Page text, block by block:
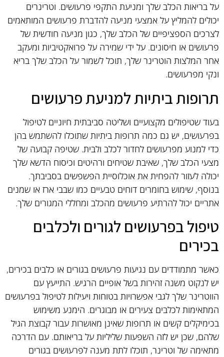
על בריאות הכלב שלך ומניעת התקפי פרעושים. וטרינרים
יכולים להמליץ על אמצעי מניעה להדברת פרעושים המותאמים
לצרכים הספציפיים של הכלב שלך, כגון מניעה חודשית של
פרעושים או חיסונים. על ידי שמירה על פרואקטיביות ומעקב
אחר המלצות הוטרינר שלך, תוכל לשמור על הכלב שלך בריא
ונקי מפרעושים.
תרופות ביתיות למניעת פרעושים
בעוד שטיפולים מקצועיים ושליטה סביבתית חיוניים לטיפול
בפרעושים, יש גם כמה תרופות ביתיות שתוכלו להשתמש בהן
כדי למנוע מפרעושים לחדור לכלב ולבית. שטיפה קבועה של
מצעי הכלב שלך, שאיבת שטיחים ורהיטים וכיסוח הדשא שלך
יכולה לעזור להפחית את אוכלוסיית הפשפשים בסביבתך.
בנוסף, שימוש בחומרים דוחים טבעיים כמו שבבי ארז או שמנים
אתריים יכול להרתיע פרעושים מהכלב ומחללי המגורים שלך.
טיפול בפרעושים לגורים ולכלבים
בכירים
כאשר מתמודדים עם נגיעות פרעושים בגורים או כלבים בכירים,
יש לנקוט משנה זהירות בשל אופיים הרגיש. התייעץ עם
הווטרינר שלך לגבי אפשרויות בטוחות ויעילות לטיפול בפרעושים
המתאימות לכלבים צעירים או מבוגרים. הימנע משימוש
בכימיקלים קשים או תרופות שאינן מאושרות עבור קבוצת הגיל
שלהם, שכן יש לזה השפעות שליליות על בריאותם. עם הדרכה
מתאימה של וטרינר, תוכלו לתת מענה לפרעושים בגורים